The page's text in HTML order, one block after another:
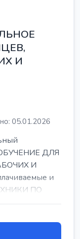
И
05.01.2026
ДЛЯ
И
и
ПО